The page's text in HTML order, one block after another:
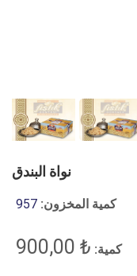
نواة البندق
كمية المخزون: 957
كمية: ₺ 900,00